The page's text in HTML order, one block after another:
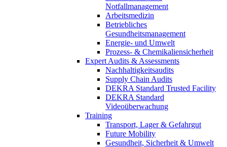
Notfallmanagement
Arbeitsmedizin
Betriebliches
Gesundheitsmanagement
Energie- und Umwelt
Prozess- & Chemikaliensicherheit
Expert Audits & Assessments
Nachhaltigkeitsaudits
Supply Chain Audits
DEKRA Standard Trusted Facility
DEKRA Standard
Videoüberwachung
Training
Transport, Lager & Gefahrgut
Future Mobility
Gesundheit, Sicherheit & Umwelt